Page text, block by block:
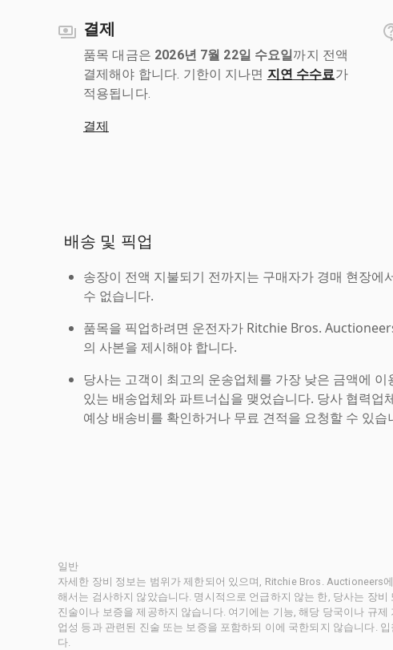
결제
품목 대금은 2026년 7월 22일 수요일까지 전액
결제해야 합니다. 기한이 지나면 지연 수수료 가
적용됩니다.
결제
배송 및 픽업
송장이 전액 지불되기 전까지는 구매자가 경매 현장에
수 없습니다.
품목을 픽업하려면 운전자가 Ritchie Bros.
의 사본을 제시해야 합니다.
당사는 고객이 최고의 운송업체를 가장 낮은 금액에
있는 배송업체와 파트너십을 맺었습니다. 당사 협력업
예상 배송비를 확인하거나 무료 견적을 요청할 수 있습
일반
자세한 장비 정보는 범위가 제한되어 있으며, Ritchie Bros. Auctioneers
해서는 검사하지 않았습니다. 명시적으로 언급하지 않는 한, 당사는 장
진술이나 보증을 제공하지 않습니다. 여기에는 기능, 해당 당국이나 규
업성 등과 관련된 진술 또는 보증을 포함하되 이에 국한되지 않습니다.
다.